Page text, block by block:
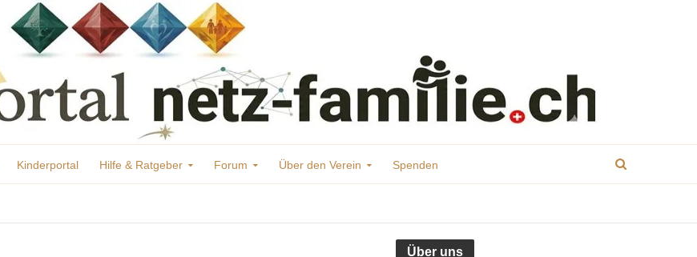
Kinderportal Hilfe & Ratgeber Forum Über den Verein Spenden
Über uns